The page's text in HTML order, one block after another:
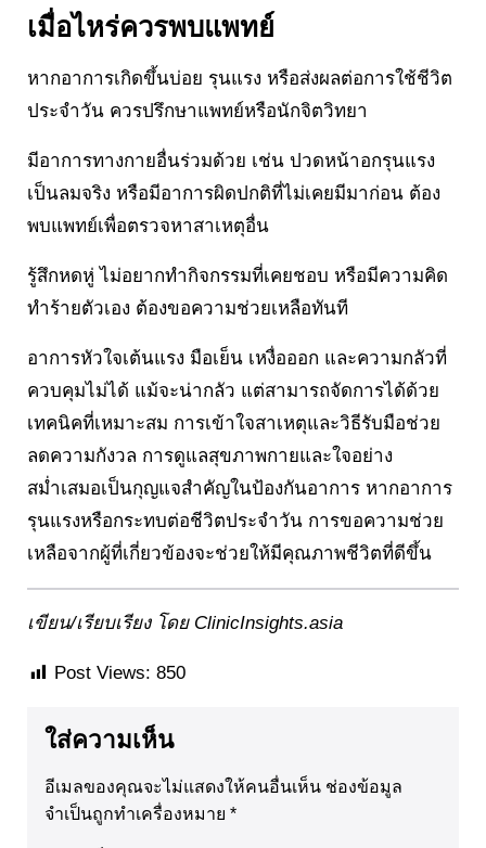
เมื่อไหร่ควรพบแพทย์
หากอาการเกิดขึ้นบ่อย รุนแรง หรือส่งผลต่อการใช้ชีวิต
ประจำวัน ควรปรึกษาแพทย์หรือนักจิตวิทยา
มีอาการทางกายอื่นร่วมด้วย เช่น ปวดหน้าอกรุนแรง
เป็นลมจริง หรือมีอาการผิดปกติที่ไม่เคยมีมาก่อน ต้อง
พบแพทย์เพื่อตรวจหาสาเหตุอื่น
รู้สึกหดหู่ ไม่อยากทำกิจกรรมที่เคยชอบ หรือมีความคิด
ทำร้ายตัวเอง ต้องขอความช่วยเหลือทันที
อาการหัวใจเต้นแรง มือเย็น เหงื่อออก และความกลัวที่
ควบคุมไม่ได้ แม้จะน่ากลัว แต่สามารถจัดการได้ด้วย
เทคนิคที่เหมาะสม การเข้าใจสาเหตุและวิธีรับมือช่วย
ลดความกังวล การดูแลสุขภาพกายและใจอย่าง
สม่ำเสมอเป็นกุญแจสำคัญในป้องกันอาการ หากอาการ
รุนแรงหรือกระทบต่อชีวิตประจำวัน การขอความช่วย
เหลือจากผู้ที่เกี่ยวข้องจะช่วยให้มีคุณภาพชีวิตที่ดีขึ้น
เขียน/เรียบเรียง โดย ClinicInsights.asia
Post Views: 850
ใส่ความเห็น
อีเมลของคุณจะไม่แสดงให้คนอื่นเห็น ช่องข้อมูล
จำเป็นถูกทำเครื่องหมาย *